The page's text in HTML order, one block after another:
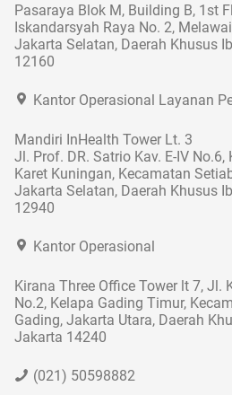
Pasaraya Blok M, Building B, 1st
Iskandarsyah Raya No. 2,
Jakarta Selatan, Daerah Khusus
12160
Kantor Operasional Layanan
Mandiri InHealth Tower Lt. 3
Jl. Prof. DR. Satrio Kav. E-IV No.6,
Karet Kuningan, Kecamatan
Jakarta Selatan, Daerah Khusus
12940
Kantor Operasional
Kirana Three Office Tower lt 7, Jl.
No.2, Kelapa Gading Timur,
Gading, Jakarta Utara, Daerah
Jakarta 14240
(021) 50598882